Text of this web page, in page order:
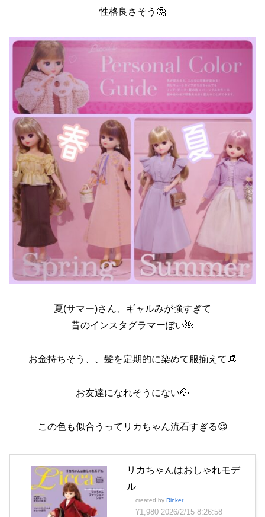
性格良さそう🤔
夏(サマー)さん、ギャルみが強すぎて
昔のインスタグラマーぽい🌺
お金持ちそう、、髪を定期的に染めて服揃えて👒
お友達になれそうにない💦
この色も似合うってリカちゃん流石すぎる😍
リカちゃんはおしゃれモデ
ル
created by Rinker
¥1,980 2026/2/15 8:26:58